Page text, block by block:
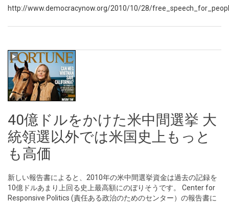
http://www.democracynow.org/2010/10/28/
40億ドルをかけた米中間選挙 大
統領選以外では米国史上もっと
も高価
新しい報告書によると、2010年の米中間選挙資金は過去の記録を
10億ドルあまり上回る史上最高額にのぼりそうです。 Center for
Responsive Politics (責任ある政治のためのセンター）の報告書に